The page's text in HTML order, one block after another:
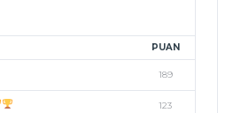
PUAN
189
123